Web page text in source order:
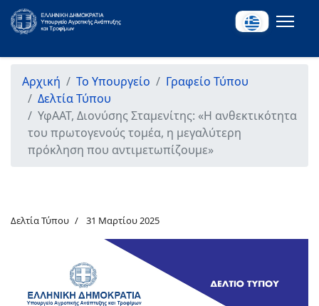
Αρχική Το Υπουργείο
Γραφείο Τύπου
Δελτία Τύπου
ΥφΑΑΤ, Διονύσης Σταμενίτης: «Η ανθεκτικότητα
του πρωτογενούς τομέα, η μεγαλύτερη
πρόκληση που αντιμετωπίζουμε»
Δελτία Τύπου 31 Μαρτίου 2025